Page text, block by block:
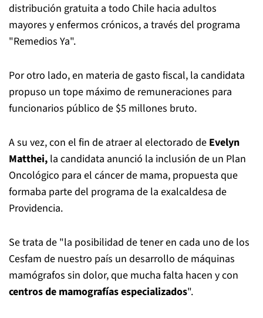
distribución gratuita a todo Chile hacia adultos
mayores y enfermos crónicos, a través del programa
"Remedios Ya".
Por otro lado, en materia de gasto fiscal, la candidata
propuso un tope máximo de remuneraciones para
funcionarios público de $5 millones bruto.
A su vez, con el fin de atraer al electorado de Evelyn
Matthei, la candidata anunció la inclusión de un Plan
Oncológico para el cáncer de mama, propuesta que
formaba parte del programa de la exalcaldesa de
Providencia.
Se trata de "la posibilidad de tener en cada uno de los
Cesfam de nuestro país un desarrollo de máquinas
mamógrafos sin dolor, que mucha falta hacen y con
centros de mamografías especializados".